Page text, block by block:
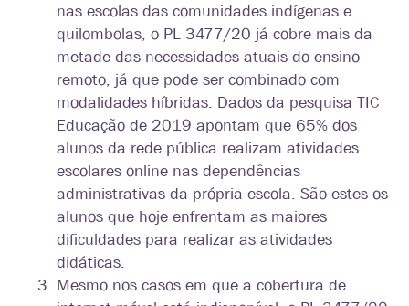
nas escolas das comunidades indígenas e
quilombolas, o PL 3477/20 já cobre mais da
metade das necessidades atuais do ensino
remoto, já que pode ser combinado com
modalidades híbridas. Dados da pesquisa TIC
Educação de 2019 apontam que 65% dos
alunos da rede pública realizam atividades
escolares online nas dependências
administrativas da própria escola. São estes os
alunos que hoje enfrentam as maiores
dificuldades para realizar as atividades
didáticas.
Mesmo nos casos em que a cobertura de